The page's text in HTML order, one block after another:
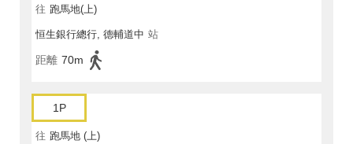
往 跑馬地(上)
恒生銀行總行, 德輔道中 站
距離 70m
1P
往 跑馬地 (上)